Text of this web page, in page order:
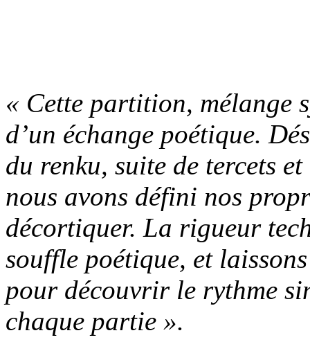
« Cette partition, mélange
d’un échange poétique.
du renku, suite de tercets
nous avons défini nos
décortiquer. La rigueur
souffle poétique, et
pour découvrir le rythme
chaque partie ».